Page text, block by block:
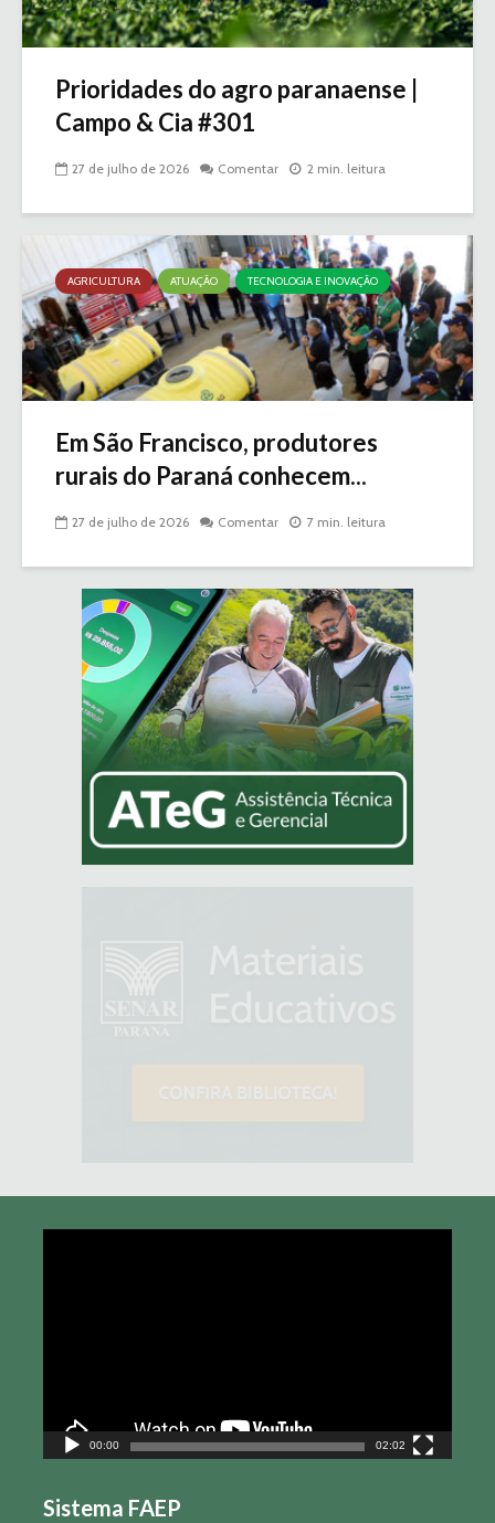
Prioridades do agro paranaense |
Campo & Cia #301
27 de julho de 2026 Comentar 2 min. leitura
AGRICULTURA ATUAÇÃO TECNOLOGIA E INOVAÇÃO
Em São Francisco, produtores
rurais do Paraná conhecem...
27 de julho de 2026 Comentar 7 min. leitura
00:00 02:02
Sistema FAEP